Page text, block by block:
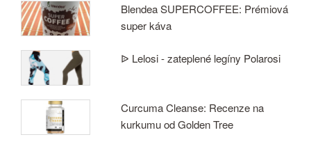
Blendea SUPERCOFFEE: Prémiová
super káva
ᐉ Lelosi - zateplené legíny Polarosi
Curcuma Cleanse: Recenze na
kurkumu od Golden Tree